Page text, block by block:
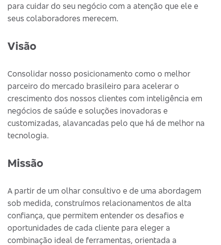
para cuidar do seu negócio com a atenção que ele e
seus colaboradores merecem.
Visão
Consolidar nosso posicionamento como o melhor
parceiro do mercado brasileiro para acelerar o
crescimento dos nossos clientes com inteligência em
negócios de saúde e soluções inovadoras e
customizadas, alavancadas pelo que há de melhor na
tecnologia.
Missão
A partir de um olhar consultivo e de uma abordagem
sob medida, construímos relacionamentos de alta
confiança, que permitem entender os desafios e
oportunidades de cada cliente para eleger a
combinação ideal de ferramentas, orientada a